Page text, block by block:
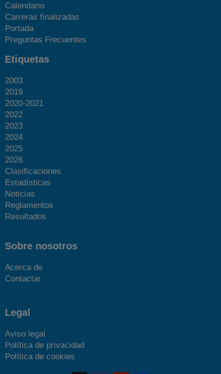
Calendario
Carreras finalizadas
Portada
Preguntas Frecuentes
Etiquetas
2003
2019
2020-2021
2022
2023
2024
2025
2026
Clasificaciones
Estadísticas
Noticias
Reglamentos
Resultados
Sobre nosotros
Acerca de
Contactar
Legal
Aviso legal
Política de privacidad
Política de cookies